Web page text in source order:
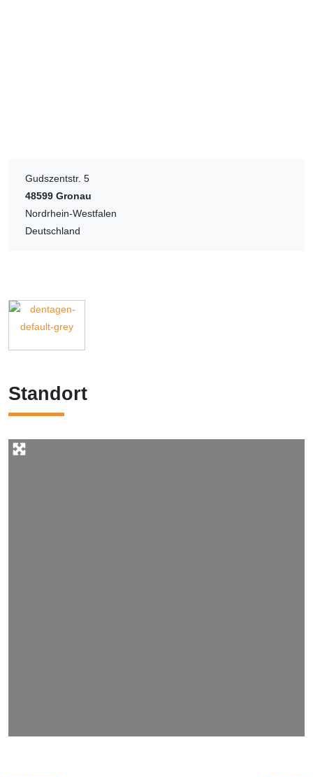
Gudszentstr. 5
48599 Gronau
Nordrhein-Westfalen
Deutschland
Standort